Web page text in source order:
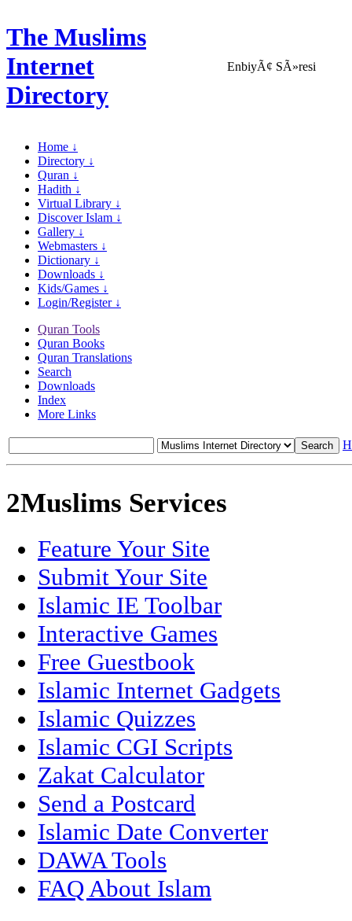
The Muslims
Internet
Directory
EnbiyÃ¢ SÃ»resi
Home ↓
Directory ↓
Quran ↓
Hadith ↓
Virtual Library ↓
Discover Islam ↓
Gallery ↓
Webmasters ↓
Dictionary ↓
Downloads ↓
Kids/Games ↓
Login/Register ↓
Quran Tools
Quran Books
Quran Translations
Search
Downloads
Index
More Links
2Muslims Services
Feature Your Site
Submit Your Site
Islamic IE Toolbar
Interactive Games
Free Guestbook
Islamic Internet Gadgets
Islamic Quizzes
Islamic CGI Scripts
Zakat Calculator
Send a Postcard
Islamic Date Converter
DAWA Tools
FAQ About Islam